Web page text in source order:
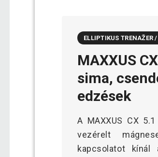
ELLIPTIKUS TRENAŽER
MAXXUS
sima,
edzések
A MAXXUS CX
vezérelt
kapcsolatot kínál